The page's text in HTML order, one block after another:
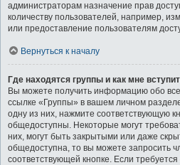
администраторам назначение прав
количеству пользователей, например,
или предоставление пользователям
Вернуться к началу
Где находятся группы и как мне
Вы можете получить информацию обо
ссылке «Группы» в вашем личном
одну из них, нажмите соответствующую
общедоступны. Некоторые могут
них, могут быть закрытыми или даже
общедоступна, то вы можете запросить
соответствующей кнопке. Если